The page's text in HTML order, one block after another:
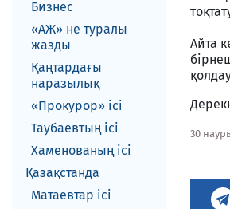
Бизнес
«АЖ» не туралы
жазды
Қаңтардағы
наразылық
«Прокурор» ісі
Таубаевтың ісі
Хаменованың ісі
Қазақстанда
Матаевтар ici
Айта
30